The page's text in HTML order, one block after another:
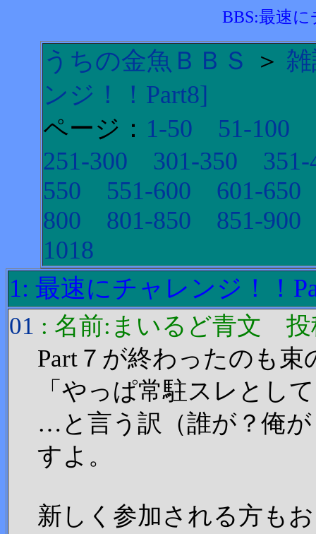
BBS:最速
うちの金魚ＢＢＳ ＞
ンジ！！Part8]
ページ： 1-50 51-100
251-300
301-350
351-
550
551-600
601-650
800
801-850
851-900
1018
1: 最速にチャレンジ！！
01 : 名前:まいるど青文 投
Part７が終わったのも束
「やっぱ常駐スレとし
…と言う訳（誰が？俺
すよ。
新しく参加される方も